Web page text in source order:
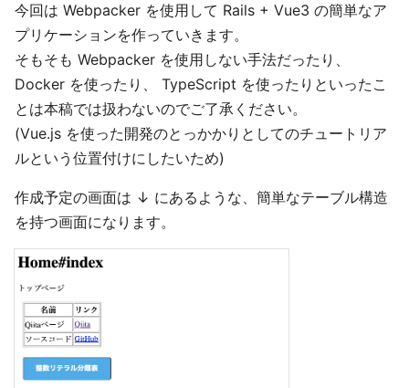
今回は Webpacker を使用して Rails + Vue3 の簡単なア
プリケーションを作っていきます。
そもそも Webpacker を使用しない手法だったり、
Docker を使ったり、 TypeScript を使ったりといったこ
とは本稿では扱わないのでご了承ください。
(Vue.js を使った開発のとっかかりとしてのチュートリア
ルという位置付けにしたいため)
作成予定の画面は ↓ にあるような、簡単なテーブル構造
を持つ画面になります。